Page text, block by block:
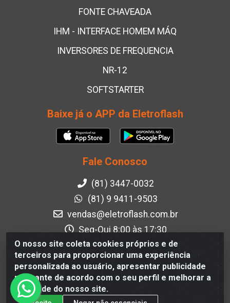
O nosso site coleta cookies próprios e de
terceiros para proporcionar uma experiência
personalizada ao usuário, apresentar publicidade
relevante de acordo com o seu perfil e melhorar a
qualidade do nosso site.
FONTE CHAVEADA
IHM - INTERFACE HOMEM MÁQ
INVERSORES DE FREQUENCIA
NR-12
SOFTSTARTER
Baixe já o APP da Eletroflash
Fale Conosco
(81) 3447-0032
(81) 9 9411-9503
vendas@eletroflash.com.br
Seg-Qui 8:00 às 17:30
Sex 8:00 às 17:00
Instagram
Facebook
Formas de Pagamento